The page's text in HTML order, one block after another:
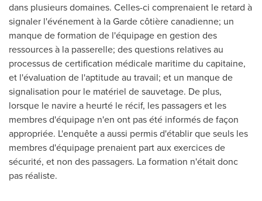
dans plusieurs domaines. Celles-ci comprenaient le retard à
signaler l'événement à la Garde côtière canadienne; un
manque de formation de l'équipage en gestion des
ressources à la passerelle; des questions relatives au
processus de certification médicale maritime du capitaine,
et l'évaluation de l'aptitude au travail; et un manque de
signalisation pour le matériel de sauvetage. De plus,
lorsque le navire a heurté le récif, les passagers et les
membres d'équipage n'en ont pas été informés de façon
appropriée. L'enquête a aussi permis d'établir que seuls les
membres d'équipage prenaient part aux exercices de
sécurité, et non des passagers. La formation n'était donc
pas réaliste.